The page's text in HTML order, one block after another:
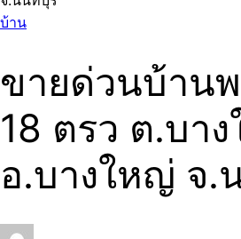
บ้าน
ขายด่วนบ้าน
18 ตรว ต.บา
อ.บางใหญ่ จ.